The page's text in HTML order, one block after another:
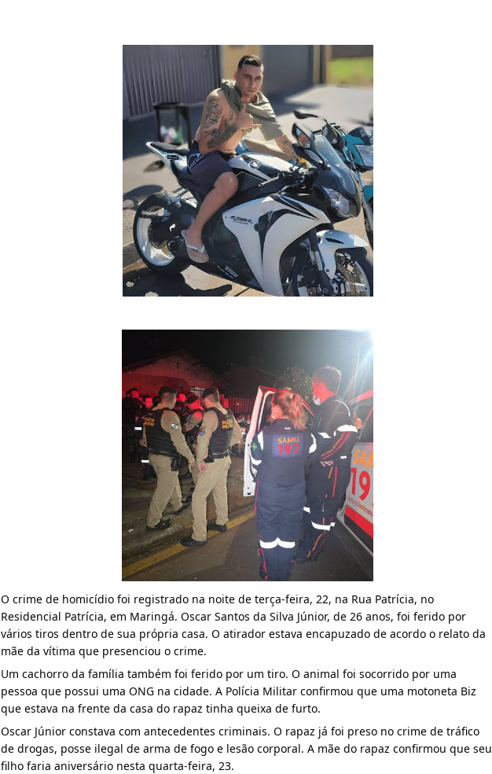
Ocrime de homicídio foi registrado na noite de terça-feira, 22, na Rua Patrícia, no
Residencial Patrícia, em Maringá. Oscar Santos da Silva Júnior, de 26 anos, foi ferido por
vários tiros dentro de sua própria casa. O atirador estava encapuzado de acordo o relato da
mãe da vítima que presenciou o crime.
Um cachorro da família também foi ferido por um tiro. O animal foi socorrido por uma
pessoa que possui uma ONG na cidade. A Polícia Militar confirmou que uma motoneta Biz
que estava na frente da casa do rapaz tinha queixa de furto.
Oscar Júnior constava com antecedentes criminais. O rapaz já foi preso no crime de tráfico
de drogas, posse ilegal de arma de fogo e lesão corporal. A mãe do rapaz confirmou que seu
filho faria aniversário nesta quarta-feira, 23.